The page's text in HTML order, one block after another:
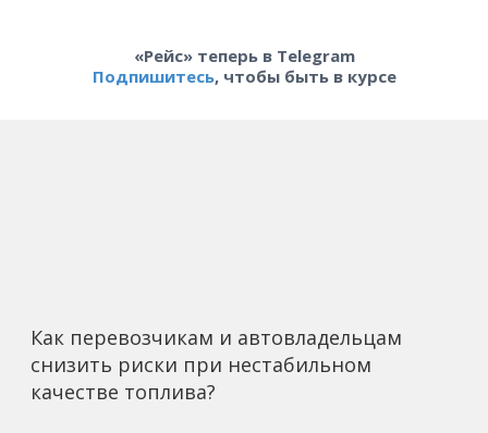
«Рейс» теперь в Telegram
Подпишитесь, чтобы быть в курсе
Как перевозчикам и автовладельцам
снизить риски при нестабильном
качестве топлива?